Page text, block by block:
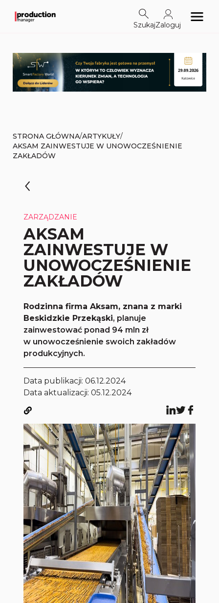
SzukajZaloguj
STRONA GŁÓWNA/ARTYKUŁY/
AKSAM ZAINWESTUJE W UNOWOCZEŚNIENIE
ZAKŁADÓW
ZARZĄDZANIE
AKSAM
ZAINWESTUJE W
UNOWOCZEŚNIENIE
ZAKŁADÓW
Rodzinna firma Aksam, znana z marki
Beskidzkie Przekąski, planuje
zainwestować ponad 94 mln zł
w unowocześnienie swoich zakładów
produkcyjnych.
Data publikacji:06.12.2024
Data aktualizacji: 05.12.2024